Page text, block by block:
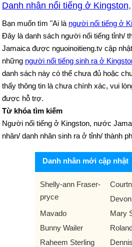
Danh nhân nổi tiếng ở Kingston
Bạn muốn tìm "Ai là người nổi tiếng ở
Đây là danh sách người nổi tiếng tỉnh/
Jamaica được nguoinoitieng.tv cập
những người nổi tiếng sinh ra ở
danh sách này có thể chưa đủ hoặc
thấy thông tin là chưa chính xác, vui
được hỗ trợ.
Từ khóa tìm kiếm
Người nổi tiếng ở Kingston, nước
nhân/ danh nhân sinh ra ở tỉnh/ thành
Danh nhân mới cập nhật
Shelly-ann Fraser-
pryce
Mavado
Mary
Bunny Wailer
Raheem Sterling